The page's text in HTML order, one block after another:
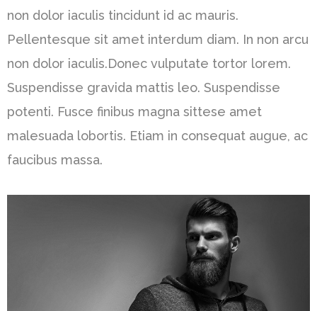
non dolor iaculis tincidunt id ac mauris.
Pellentesque sit amet interdum diam. In non arcu
non dolor iaculis.Donec vulputate tortor lorem.
Suspendisse gravida mattis leo. Suspendisse
potenti. Fusce finibus magna sittese amet
malesuada lobortis. Etiam in consequat augue, ac
faucibus massa.